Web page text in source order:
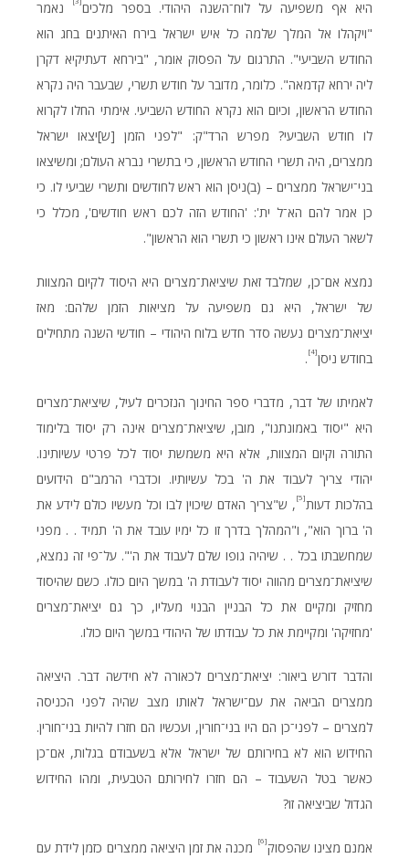
היא אף משפיעה על לוח־השנה היהודי. בספר מלכים
נאמר
"ויקהלו אל המלך שלמה כל איש ישראל בירח האיתנים בחג הוא
החודש השביעי". התרגום על הפסוק אומר, "בירחא דעתיקיא דקרן
ליה ירחא קדמאה". כלומר, מדובר על חודש תשרי, שבעבר היה נקרא
החודש הראשון, וכיום הוא נקרא החודש השביעי. אימתי החלו לקרוא
לו חודש השביעי? מפרש הרד"ק: "לפני הזמן [ש]יצאו ישראל
ממצרים, היה תשרי החודש הראשון, כי בתשרי נברא העולם; ומשיצאו
בני־ישראל ממצרים – (ב)ניסן הוא ראש לחודשים ותשרי שביעי לו. כי
כן אמר להם הא־ל ית': 'החודש הזה לכם ראש חודשים', מכלל כי
לשאר העולם אינו ראשון כי תשרי הוא הראשון".
נמצא אם־כן, שמלבד זאת שיציאת־מצרים היא היסוד לקיום המצוות
של ישראל, היא גם משפיעה על מציאות הזמן שלהם: מאז
יציאת־מצרים נעשה סדר חדש בלוח היהודי – חודשי השנה מתחילים
בחודש ניסן[4]
.
לאמיתו של דבר, מדברי ספר החינוך הנזכרים לעיל, שיציאת־מצרים
היא "יסוד באמונתנו", מובן, שיציאת־מצרים אינה רק יסוד בלימוד
התורה וקיום המצוות, אלא היא משמשת יסוד לכל פרטי עשיותינו.
יהודי צריך לעבוד את ה' בכל עשיותיו. וכדברי הרמב"ם הידועים
בהלכות דעות [5]
, ש"צריך האדם שיכוין לבו וכל מעשיו כולם לידע את
ה' ברוך הוא", ו"המהלך בדרך זו כל ימיו עובד את ה' תמיד . . מפני
שמחשבתו בכל . . שיהיה גופו שלם לעבוד את ה'". על־פי זה נמצא,
שיציאת־מצרים מהווה יסוד לעבודת ה' במשך היום כולו. כשם שהיסוד
מחזיק ומקיים את כל הבניין הבנוי מעליו, כך גם יציאת־מצרים
'מחזיקה' ומקיימת את כל עבודתו של היהודי במשך היום כולו.
והדבר דורש ביאור: יציאת־מצרים לכאורה לא חידשה דבר. היציאה
ממצרים הביאה את עם־ישראל לאותו מצב שהיה לפני הכניסה
למצרים – לפני־כן הם היו בני־חורין, ועכשיו הם חזרו להיות בני־חורין.
החידוש הוא לא בחירותם של ישראל אלא בשעבודם בגלות, אם־כן
כאשר בטל השעבוד – הם חזרו לחירותם הטבעית, ומהו החידוש
הגדול שביציאה זו?
אמנם מצינו שהפסוק[6]
מכנה את זמן היציאה ממצרים כזמן לידת עם